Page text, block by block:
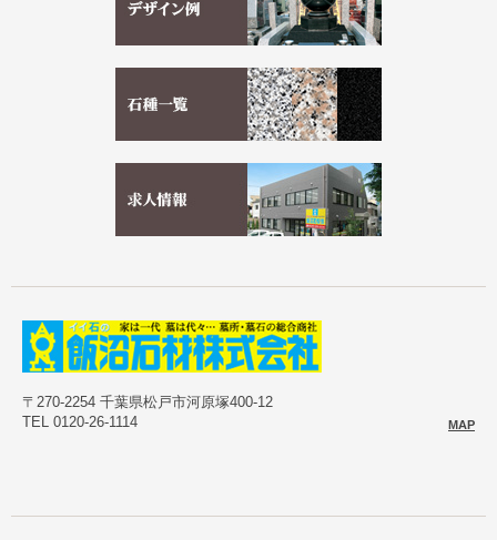
〒270-2254 千葉県松戸市河原塚400-12
TEL 0120-26-1114
MAP